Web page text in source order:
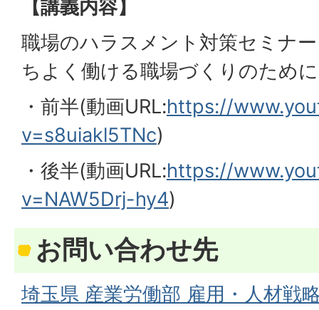
【講義内容】
職場のハラスメント対策セミナ
ちよく働ける職場づくりのため
・前半(動画URL:https://
v=s8uiakl5TNc)
・後半(動画URL:https://
v=NAW5Drj-hy4)
お問い合わせ先
埼玉県 産業労働部 雇用・人材戦